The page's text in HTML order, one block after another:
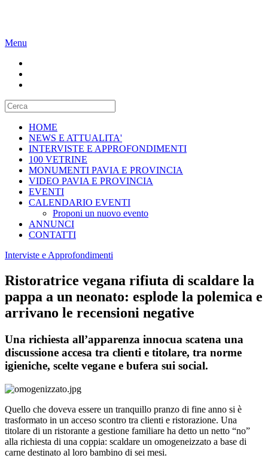
Menu
HOME
NEWS E ATTUALITA'
INTERVISTE E APPROFONDIMENTI
100 VETRINE
MONUMENTI PAVIA E PROVINCIA
VIDEO PAVIA E PROVINCIA
EVENTI
CALENDARIO EVENTI
Proponi un nuovo evento
ANNUNCI
CONTATTI
Interviste e Approfondimenti
Ristoratrice vegana rifiuta di scaldare la
pappa a un neonato: esplode la polemica e
arrivano le recensioni negative
Una richiesta all’apparenza innocua scatena una
discussione accesa tra clienti e titolare, tra norme
igieniche, scelte vegane e bufera sui social.
Quello che doveva essere un tranquillo pranzo di fine anno si è
trasformato in un acceso scontro tra clienti e ristorazione. Una
titolare di un ristorante a gestione familiare ha detto un netto “no”
alla richiesta di una coppia: scaldare un omogeneizzato a base di
carne destinato al loro bambino di sei mesi.